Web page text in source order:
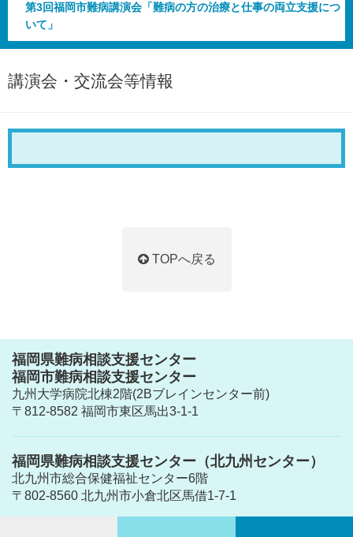
第3回福岡市難病講演会「難病の方の治療と仕事の両立支援につ
いて」
講演会・交流会等情報
TOPへ戻る
福岡県難病相談支援センター
福岡市難病相談支援センター
九州大学病院北棟2階(2Bブレインセンター前)
〒812-8582 福岡市東区馬出3-1-1
福岡県難病相談支援センター（北九州センター）
北九州市総合保健福祉センター6階
〒802-8560 北九州市小倉北区馬借1-7-1